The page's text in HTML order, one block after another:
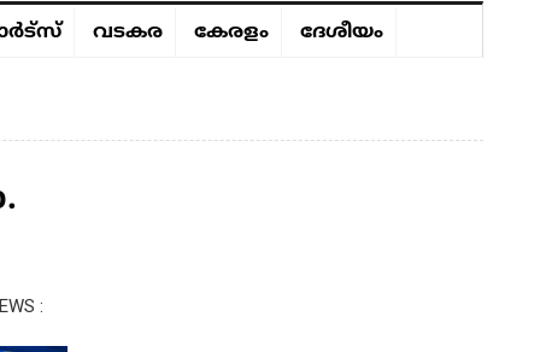
വടകര കേരളം ദേശീയം
: